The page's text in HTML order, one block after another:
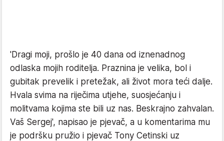
'Dragi moji, prošlo je 40 dana od iznenadnog
odlaska mojih roditelja. Praznina je velika, bol i
gubitak prevelik i pretežak, ali život mora teći dalje.
Hvala svima na riječima utjehe, suosjećanju i
molitvama kojima ste bili uz nas. Beskrajno zahvalan.
Vaš Sergej', napisao je pjevač, a u komentarima mu
je podršku pružio i pjevač Tony Cetinski uz